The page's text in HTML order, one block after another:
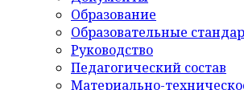
Образование
Образовательные
Руководство
Педагогический состав
Материально-